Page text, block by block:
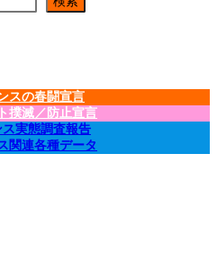
スの春闘宣言
撲滅／防止宣言
実態調査報告
関連各種データ